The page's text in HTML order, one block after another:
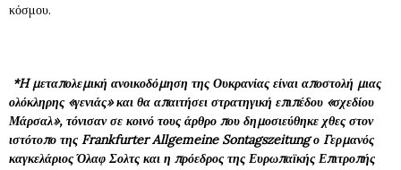
κόσμου.
*H μεταπολεμική ανοικοδόμηση της Ουκρανίας είναι αποστολή μιας
ολόκληρης «γενιάς» και θα απαιτήσει στρατηγική επιπέδου «σχεδίου
Μάρσαλ», τόνισαν σε κοινό τους άρθρο που δημοσιεύθηκε χθες στον
ιστότοπο της Frankfurter Allgemeine Sontagszeitung ο Γερμανός
καγκελάριος Όλαφ Σολτς και η πρόεδρος της Ευρωπαϊκής Επιτροπής